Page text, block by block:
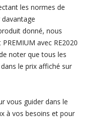
les normes de
donné, nous
avec RE2020
noter que tous les
le prix affiché sur
vous guider dans le
à vos besoins et pour